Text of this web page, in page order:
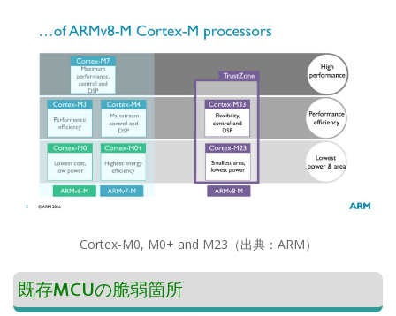
Cortex-M0, M0+ and M23（出典：ARM）
既存MCUの脆弱箇所